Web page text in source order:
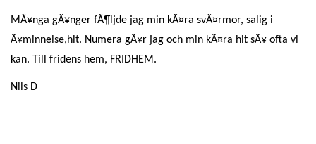
MÃ¥nga gÃ¥nger fÃ¶ljde jag min kÃ¤ra svÃ¤rmor, salig i
Ã¥minnelse,hit. Numera gÃ¥r jag och min kÃ¤ra hit sÃ¥ ofta vi
kan. Till fridens hem, FRIDHEM.
Nils D